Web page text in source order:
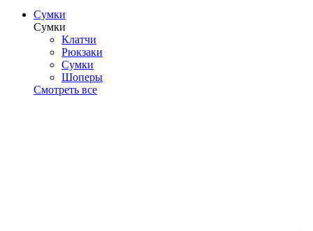
Сумки
Сумки
Клатчи
Рюкзаки
Сумки
Шоперы
Смотреть все